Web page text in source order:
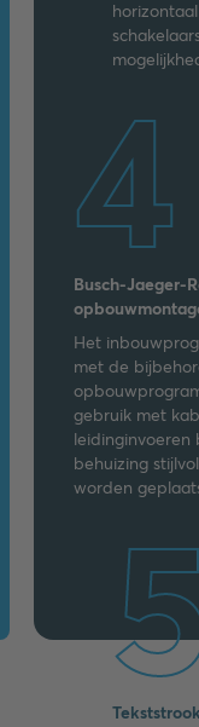
4
Busch-Jaeger-
Het
met de
gebruik met
leidinginvoeren
behuizing
worden